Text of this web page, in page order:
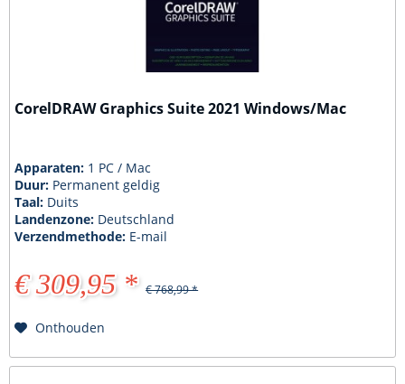
CorelDRAW Graphics Suite 2021 Windows/Mac
Apparaten: 1 PC / Mac
Duur: Permanent geldig
Taal: Duits
Landenzone: Deutschland
Verzendmethode: E-mail
€ 309,95 * € 768,99 *
Onthouden